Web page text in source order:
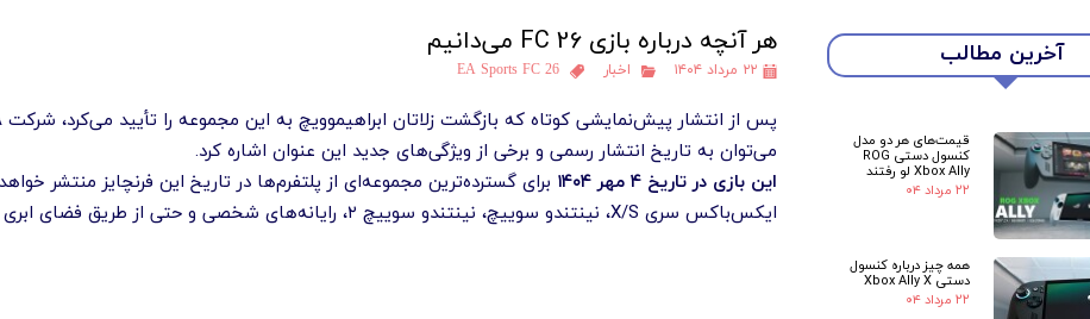
هر آنچه درباره بازی FC 26 می‌دانیم
۲۲ مرداد ۱۴۰۴ اخبار EA Sports FC 26
پس از انتشار پیش‌نمایشی کوتاه که بازگشت زلاتان ابراهیموویچ به این مجموعه را تأیید می‌کرد، شرکت EA اطلاعات گسترده‌ای از بازی
می‌توان به تاریخ انتشار رسمی و برخی از ویژگی‌های جدید این عنوان اشاره کرد.
این بازی در تاریخ ۴ مهر ۱۴۰۴
ایکس‌باکس سری X/S، نینتندو سوییچ، نینتندو سوییچ ۲، رایانه‌های شخصی و حتی از طریق فضای ابری در آمازون لونا در دسترس خواهد بود.
آخرین مطالب
قیمت‌های هر دو مدل
کنسول دستی ROG
Xbox Ally لو رفتند
۲۲ مرداد ۰۴
همه چیز درباره کنسول
دستی Xbox Ally X
۲۲ مرداد ۰۴